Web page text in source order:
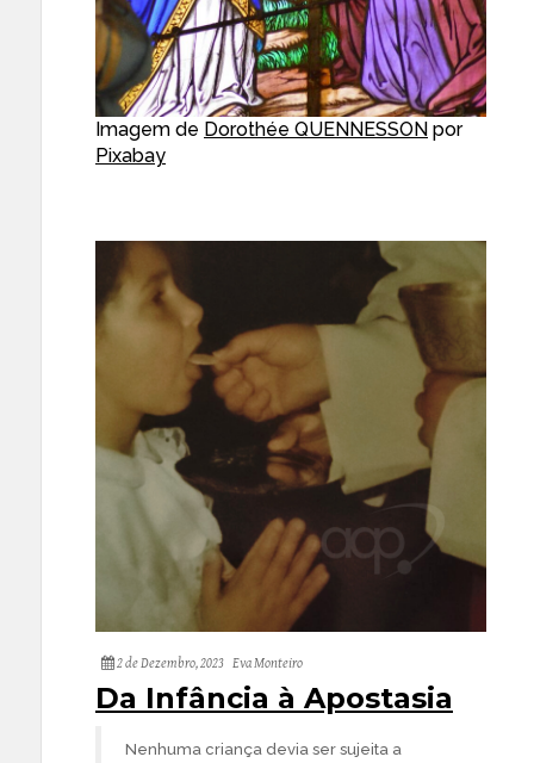
Imagem de Dorothée QUENNESSON por
Pixabay
2 de Dezembro, 2023 Eva Monteiro
Da Infância à Apostasia
Nenhuma criança devia ser sujeita a